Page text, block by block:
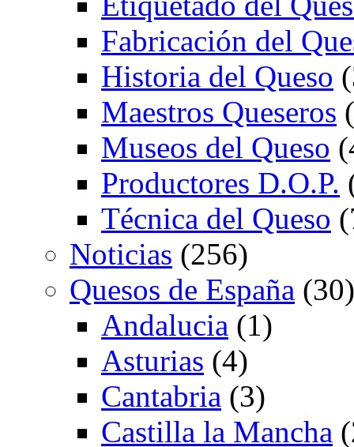
Fabricación del
Historia del Queso
Maestros Queseros
Museos del Queso
Productores D.O.P.
Técnica del Queso
Noticias (256)
Quesos de España (30)
Andalucia (1)
Asturias (4)
Cantabria (3)
Castilla la Mancha